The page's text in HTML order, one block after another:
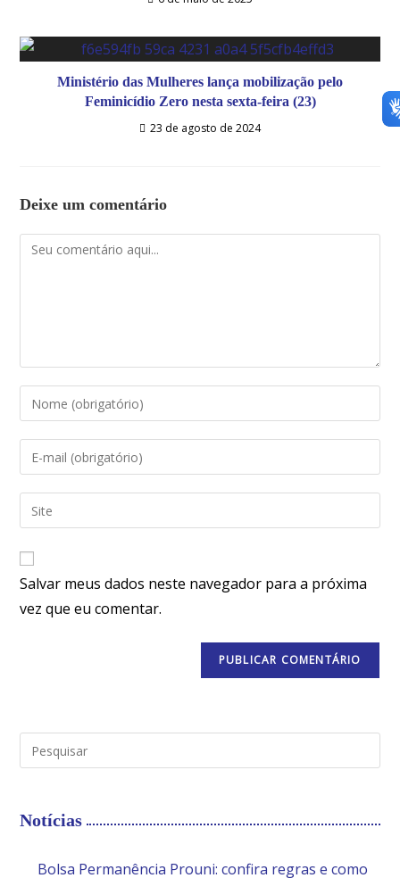
Ministério das Mulheres lança mobilização pelo
Feminicídio Zero nesta sexta-feira (23)
23 de agosto de 2024
Deixe um comentário
Salvar meus dados neste navegador para a próxima
vez que eu comentar.
Notícias
Bolsa Permanência Prouni: confira regras e como